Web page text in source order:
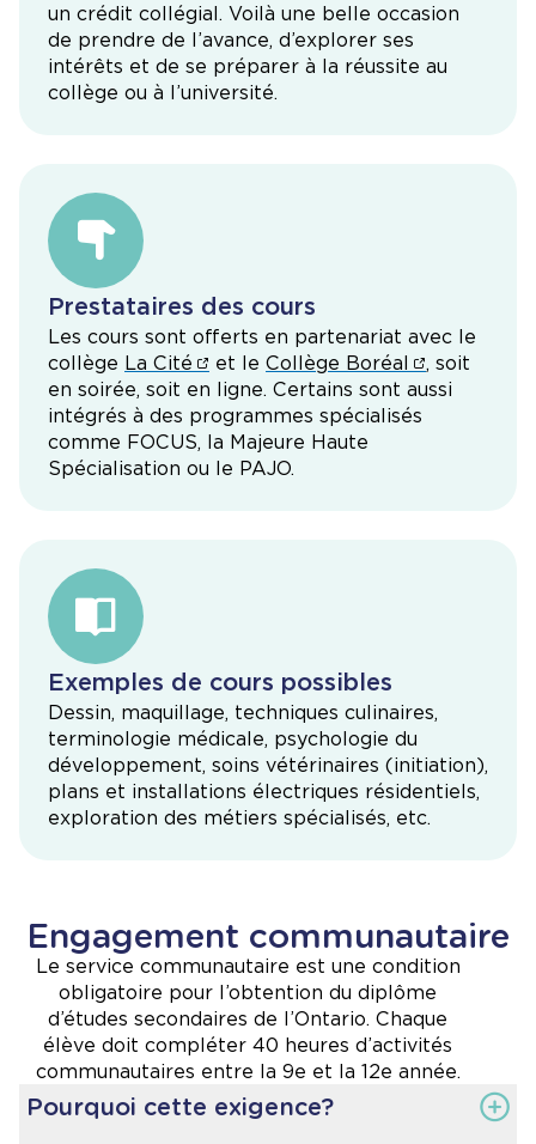
un crédit collégial. Voilà une belle occasion
de prendre de l’avance, d’explorer ses
intérêts et de se préparer à la réussite au
collège ou à l’université.
Prestataires des cours
Les cours sont offerts en partenariat avec le
collège La Cité et le Collège Boréal
, soit
en soirée, soit en ligne. Certains sont aussi
intégrés à des programmes spécialisés
comme FOCUS, la Majeure Haute
Spécialisation ou le PAJO.
Exemples de cours possibles
Dessin, maquillage, techniques culinaires,
terminologie médicale, psychologie du
développement, soins vétérinaires (initiation),
plans et installations électriques résidentiels,
exploration des métiers spécialisés, etc.
Engagement communautaire
Le service communautaire est une condition
obligatoire pour l’obtention du diplôme
d’études secondaires de l’Ontario. Chaque
élève doit compléter 40 heures d’activités
communautaires entre la 9e et la 12e année.
Pourquoi cette exigence?